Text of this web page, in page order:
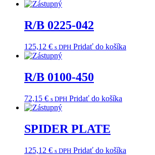
R/B 0225-042
125,12 € s DPH Pridať do košíka
R/B 0100-450
72,15 € s DPH Pridať do košíka
SPIDER PLATE
125,12 € s DPH Pridať do košíka